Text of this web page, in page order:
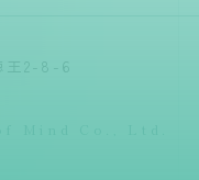
王2-8-6